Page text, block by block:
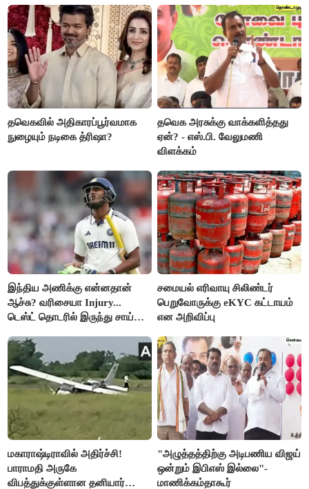
தவெகவில் அதிகாரப்பூர்வமாக
நுழையும் நடிகை த்ரிஷா?
தவெக அரசுக்கு வாக்களித்தது
ஏன்? - எஸ்.பி. வேலுமணி
விளக்கம்
இந்திய அணிக்கு என்னதான்
ஆச்சு? வரிசையா Injury...
டெஸ்ட் தொடரில் இருந்து சாய்
சமையல் எரிவாயு சிலிண்டர்
பெறுவோருக்கு eKYC கட்டாயம்
என அறிவிப்பு
மகாராஷ்டிராவில் அதிர்ச்சி!
பாராமதி அருகே
விபத்துக்குள்ளான தனியார்
"அழுத்தத்திற்கு அடிபணிய விஜய்
ஒன்றும் இபிஎஸ் இல்லை"-
மாணிக்கம்தாகூர்